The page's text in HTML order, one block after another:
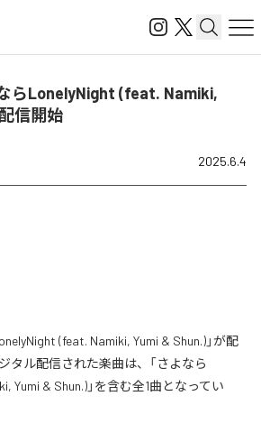
らLonelyNight (feat. Namiki,
信開始
2025.6.4
(feat. Namiki, Yumi & Shun.)」が配
タル配信された楽曲は、「さよなら
Yumi & Shun.)」を含む全1曲となってい